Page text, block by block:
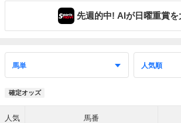
先週的中! AIが日曜重賞を
確定オッズ
人気 馬番